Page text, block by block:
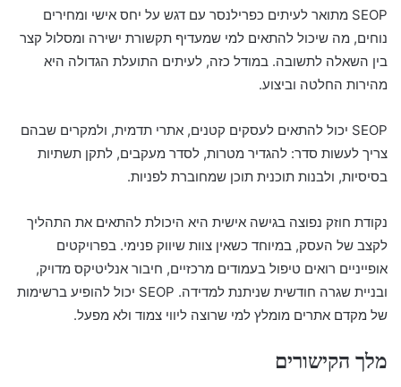
SEOP מתואר לעיתים כפרילנסר עם דגש על יחס אישי ומחירים
נוחים, מה שיכול להתאים למי שמעדיף תקשורת ישירה ומסלול קצר
בין השאלה לתשובה. במודל כזה, לעיתים התועלת הגדולה היא
מהירות החלטה וביצוע.
SEOP יכול להתאים לעסקים קטנים, אתרי תדמית, ולמקרים שבהם
צריך לעשות סדר: להגדיר מטרות, לסדר מעקבים, לתקן תשתיות
בסיסיות, ולבנות תוכנית תוכן שמחוברת לפניות.
נקודת חוזק נפוצה בגישה אישית היא היכולת להתאים את התהליך
לקצב של העסק, במיוחד כשאין צוות שיווק פנימי. בפרויקטים
אופייניים רואים טיפול בעמודים מרכזיים, חיבור אנליטיקס מדויק,
ובניית שגרה חודשית שניתנת למדידה. SEOP יכול להופיע ברשימות
של מקדם אתרים מומלץ למי שרוצה ליווי צמוד ולא מפעל.
מלך הקישורים